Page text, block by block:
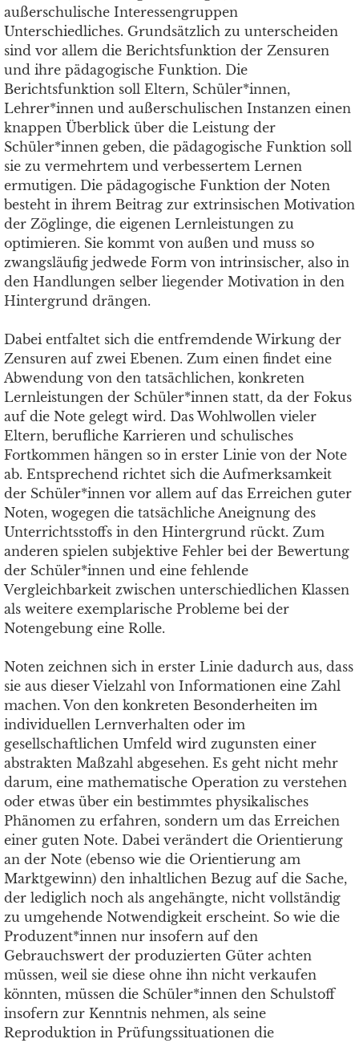
außerschulische Interessengruppen
Unterschiedliches. Grundsätzlich zu unterscheiden
sind vor allem die Berichtsfunktion der Zensuren
und ihre pädagogische Funktion. Die
Berichtsfunktion soll Eltern, Schüler*innen,
Lehrer*innen und außerschulischen Instanzen einen
knappen Überblick über die Leistung der
Schüler*innen geben, die pädagogische Funktion soll
sie zu vermehrtem und verbessertem Lernen
ermutigen. Die pädagogische Funktion der Noten
besteht in ihrem Beitrag zur extrinsischen Motivation
der Zöglinge, die eigenen Lernleistungen zu
optimieren. Sie kommt von außen und muss so
zwangsläufig jedwede Form von intrinsischer, also in
den Handlungen selber liegender Motivation in den
Hintergrund drängen.
Dabei entfaltet sich die entfremdende Wirkung der
Zensuren auf zwei Ebenen. Zum einen findet eine
Abwendung von den tatsächlichen, konkreten
Lernleistungen der Schüler*innen statt, da der Fokus
auf die Note gelegt wird. Das Wohlwollen vieler
Eltern, berufliche Karrieren und schulisches
Fortkommen hängen so in erster Linie von der Note
ab. Entsprechend richtet sich die Aufmerksamkeit
der Schüler*innen vor allem auf das Erreichen guter
Noten, wogegen die tatsächliche Aneignung des
Unterrichtsstoffs in den Hintergrund rückt. Zum
anderen spielen subjektive Fehler bei der Bewertung
der Schüler*innen und eine fehlende
Vergleichbarkeit zwischen unterschiedlichen Klassen
als weitere exemplarische Probleme bei der
Notengebung eine Rolle.
Noten zeichnen sich in erster Linie dadurch aus, dass
sie aus dieser Vielzahl von Informationen eine Zahl
machen. Von den konkreten Besonderheiten im
individuellen Lernverhalten oder im
gesellschaftlichen Umfeld wird zugunsten einer
abstrakten Maßzahl abgesehen. Es geht nicht mehr
darum, eine mathematische Operation zu verstehen
oder etwas über ein bestimmtes physikalisches
Phänomen zu erfahren, sondern um das Erreichen
einer guten Note. Dabei verändert die Orientierung
an der Note (ebenso wie die Orientierung am
Marktgewinn) den inhaltlichen Bezug auf die Sache,
der lediglich noch als angehängte, nicht vollständig
zu umgehende Notwendigkeit erscheint. So wie die
Produzent*innen nur insofern auf den
Gebrauchswert der produzierten Güter achten
müssen, weil sie diese ohne ihn nicht verkaufen
könnten, müssen die Schüler*innen den Schulstoff
insofern zur Kenntnis nehmen, als seine
Reproduktion in Prüfungssituationen die